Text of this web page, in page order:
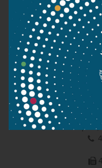
1095 Budapest,